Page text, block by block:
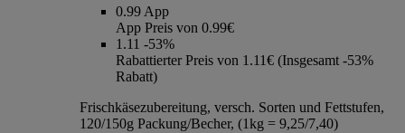
0.99 App
App Preis von 0.99€
1.11 -53%
Rabattierter Preis von 1.11€ (Insgesamt -53%
Rabatt)
Frischkäsezubereitung, versch. Sorten und Fettstufen,
120/150g Packung/Becher, (1kg = 9,25/7,40)